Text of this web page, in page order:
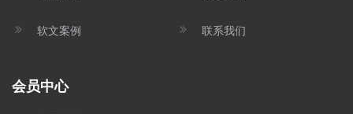
软文案例 联系我们
会员中心